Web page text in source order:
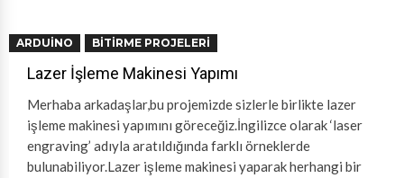
ARDUINO BITIRME PROJELERI
Lazer İşleme Makinesi Yapımı
Merhaba arkadaşlar,bu projemizde sizlerle birlikte lazer
işleme makinesi yapımını göreceğiz.İngilizce olarak ‘laser
engraving’ adıyla aratıldığında farklı örneklerde
bulunabiliyor.Lazer işleme makinesi yaparak herhangi bir